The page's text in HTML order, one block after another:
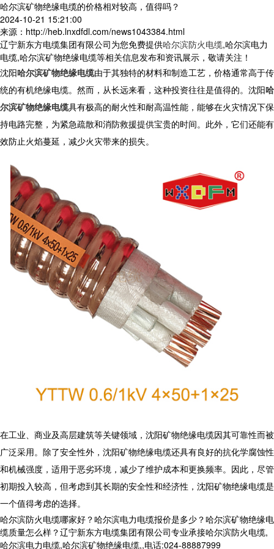
哈尔滨矿物绝缘电缆的价格相对较高，值得吗？
2024-10-21 15:21:00
来源：http://heb.lnxdfdl.com/news1043384.html
辽宁新东方电缆集团有限公司为您免费提供哈尔滨防火电缆,哈尔滨电力
电缆,哈尔滨矿物绝缘电缆等相关信息发布和资讯展示，敬请关注！
沈阳哈尔滨矿物绝缘电缆由于其独特的材料和制造工艺，价格通常高于传
统的有机绝缘电缆。然而，从长远来看，这种投资往往是值得的。沈阳哈
尔滨矿物绝缘电缆具有极高的耐火性和耐高温性能，能够在火灾情况下保
持电路完整，为紧急疏散和消防救援提供宝贵的时间。此外，它们还能有
效防止火焰蔓延，减少火灾带来的损失。
在工业、商业及高层建筑等关键领域，沈阳矿物绝缘电缆因其可靠性而被
广泛采用。除了安全性外，沈阳矿物绝缘电缆还具有良好的抗化学腐蚀性
和机械强度，适用于恶劣环境，减少了维护成本和更换频率。因此，尽管
初期投入较高，但考虑到其长期的安全性和经济性，沈阳矿物绝缘电缆是
一个值得考虑的选择。
哈尔滨防火电缆哪家好？哈尔滨电力电缆报价是多少？哈尔滨矿物绝缘电
缆质量怎么样？辽宁新东方电缆集团有限公司专业承接哈尔滨防火电缆,
哈尔滨电力电缆,哈尔滨矿物绝缘电缆,,电话:024-88887999